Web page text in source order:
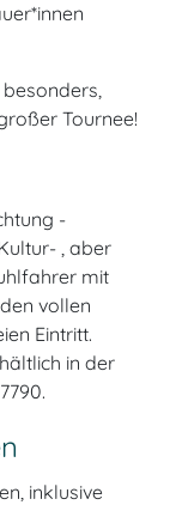
besonders,
Tournee!
-
, aber
mit
vollen
Eintritt.
in der
inklusive